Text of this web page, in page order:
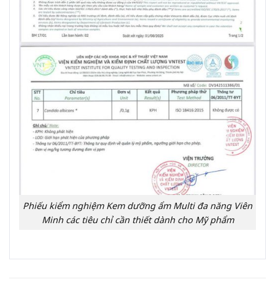
Phiếu kiểm nghiệm Kem dưỡng ẩm Multi đa năng Viên
Minh các tiêu chỉ cần thiết dành cho Mỹ phẩm